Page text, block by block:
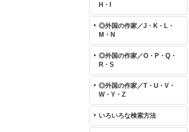
H・I
◎外国の作家／J・K・L・
M・N
◎外国の作家／O・P・Q・
R・S
◎外国の作家／T・U・V・
W・Y・Z
いろいろな検索方法